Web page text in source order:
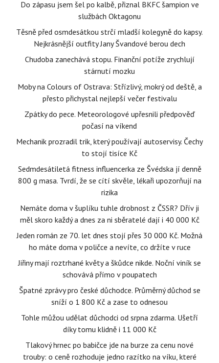
Do zápasu jsem šel po kalbě, přiznal BKFC šampion ve
službách Oktagonu
Těsně před osmdesátkou strčí mladší kolegyně do kapsy.
Nejkrásnější outfity Jany Švandové berou dech
Chudoba zanechává stopu. Finanční potíže zrychlují
stárnutí mozku
Moby na Colours of Ostrava: Střízlivý, mokrý od deště, a
přesto přichystal nejlepší večer festivalu
Zpátky do pece. Meteorologové upřesnili předpověď
počasí na víkend
Mechanik prozradil trik, který používají autoservisy. Čechy
to stojí tisíce Kč
Sedmdesátiletá fitness influencerka ze Švédska jí denně
800 g masa. Tvrdí, že se cítí skvěle, lékaři upozorňují na
rizika
Nemáte doma v šuplíku tuhle drobnost z ČSSR? Dřív ji
měl skoro každý a dnes za ni sběratelé dají i 40 000 Kč
Jeden román ze 70. let dnes stojí přes 30 000 Kč. Možná
ho máte doma v poličce a nevíte, co držíte v ruce
Jiřiny mají roztrhané květy a škůdce nikde. Noční viník se
schovává přímo v poupatech
Špatné zprávy pro české důchodce. Průměrný důchod se
sníží o 1 800 Kč a zase to odnesou
Tohle můžou udělat důchodci od srpna zdarma. Ušetří
díky tomu klidně i 11 000 Kč
Tlakový hrnec po babičce jde na burze za cenu nové
trouby: o ceně rozhoduje jedno razítko na víku, které